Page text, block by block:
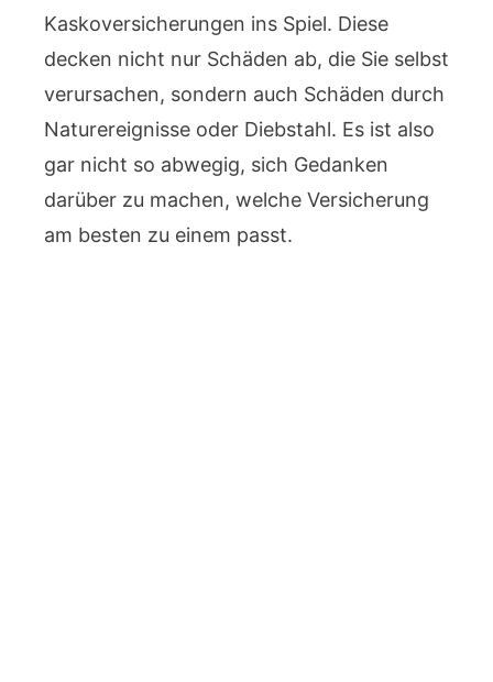
Kaskoversicherungen ins Spiel. Diese
decken nicht nur Schäden ab, die Sie selbst
verursachen, sondern auch Schäden durch
Naturereignisse oder Diebstahl. Es ist also
gar nicht so abwegig, sich Gedanken
darüber zu machen, welche Versicherung
am besten zu einem passt.